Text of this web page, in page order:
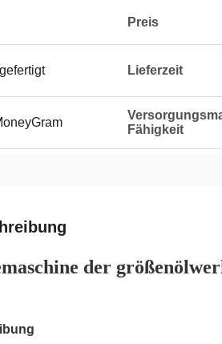
Preis
Lieferzeit
Fähigkeit
der